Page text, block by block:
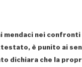
nei
è punito ai
dichiara che la